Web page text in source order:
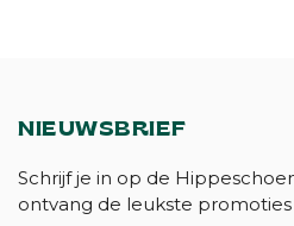
NIEUWSBRIEF
Schrijf je in op de
ontvang de leukste